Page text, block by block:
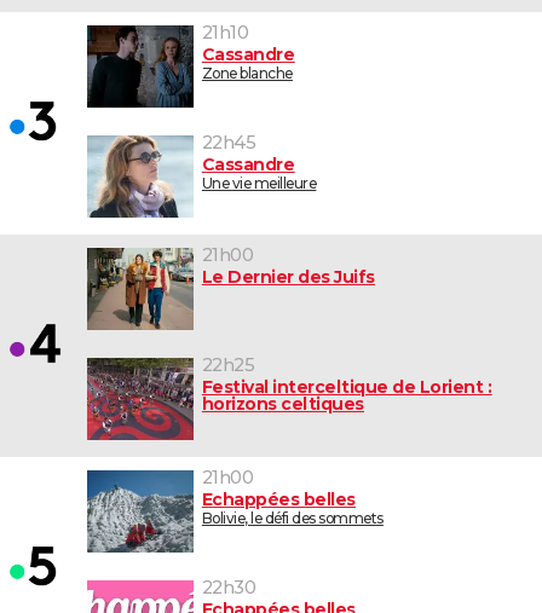
21h10
Cassandre
Zone blanche
22h45
Cassandre
Une vie meilleure
21h00
Le Dernier des Juifs
22h25
Festival interceltique de Lorient :
horizons celtiques
21h00
Echappées belles
Bolivie, le défi des sommets
22h30